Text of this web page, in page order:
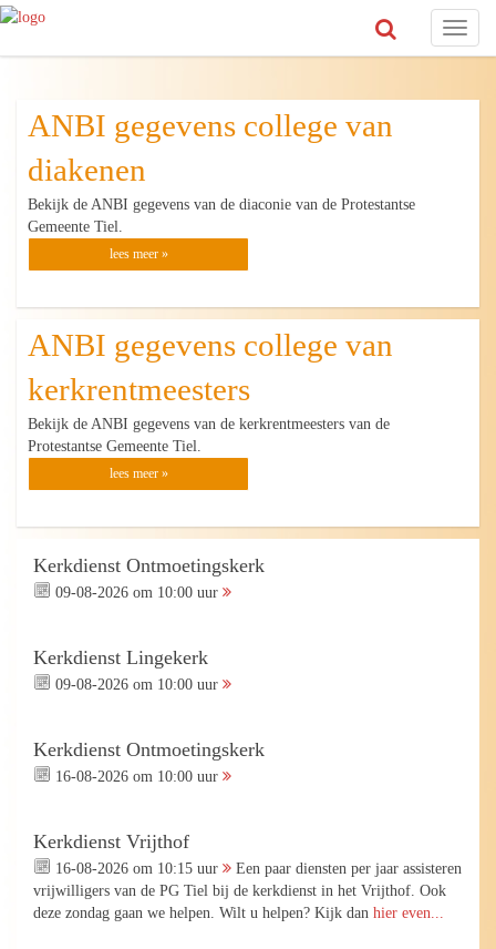
Toggle
ANBI gegevens college van
diakenen
Bekijk de ANBI gegevens van de diaconie van de Protestantse
Gemeente Tiel.
lees meer »
ANBI gegevens college van
kerkrentmeesters
Bekijk de ANBI gegevens van de kerkrentmeesters van de
Protestantse Gemeente Tiel.
lees meer »
Kerkdienst Ontmoetingskerk
09-08-2026 om 10:00 uur
Kerkdienst Lingekerk
09-08-2026 om 10:00 uur
Kerkdienst Ontmoetingskerk
16-08-2026 om 10:00 uur
Kerkdienst Vrijthof
16-08-2026 om 10:15 uur
Een paar diensten per jaar assisteren
vrijwilligers van de PG Tiel bij de kerkdienst in het Vrijthof. Ook
deze zondag gaan we helpen. Wilt u helpen? Kijk dan hier even...